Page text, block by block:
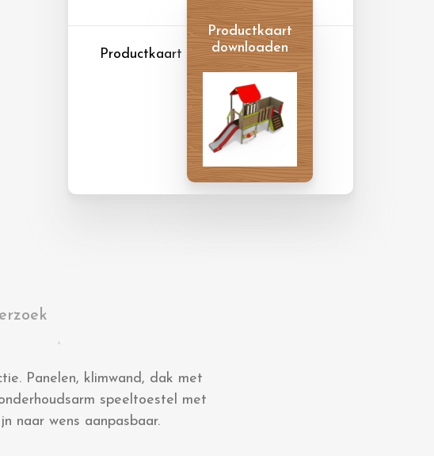
Productkaart
Productkaart
downloaden
Panelen, klimwand, dak met
speeltoestel met
naar wens aanpasbaar.